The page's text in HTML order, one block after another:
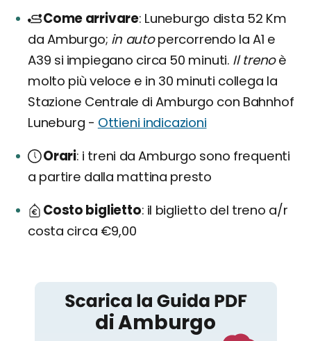
Come arrivare Luneburgo dista 52 Km
da Amburgo; in autopercorrendo la A1 e
A39 si impiegano circa 50 minuti. Il trenoè
molto più veloce e in 30 minuti collega la
Stazione Centrale di Amburgo con Bahnhof
Luneburg - Ottieni indicazioni
Orari i treni da Amburgo sono frequenti
a partire dalla mattina presto
Costo biglietto il biglietto del treno a/r
costa circa €9,00
Amburgo